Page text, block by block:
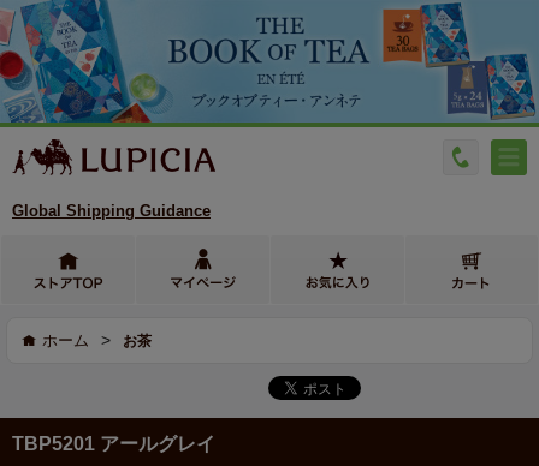
Global Shipping Guidance
ホーム > お茶
TBP5201 アールグレイ